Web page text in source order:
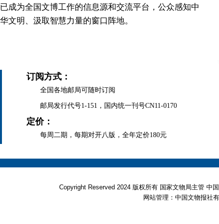
已成为全国文博工作的信息源和交流平台，公众感知中
华文明、汲取智慧力量的窗口阵地。
订阅方式：
全国各地邮局可随时订阅
邮局发行代号1-151，国内统一刊号CN11-0170
定价：
每周二期，每期对开八版，全年定价180元
Copyright Reserved 2024 版权所有 国家文物局主管
网站管理：中国文物报社